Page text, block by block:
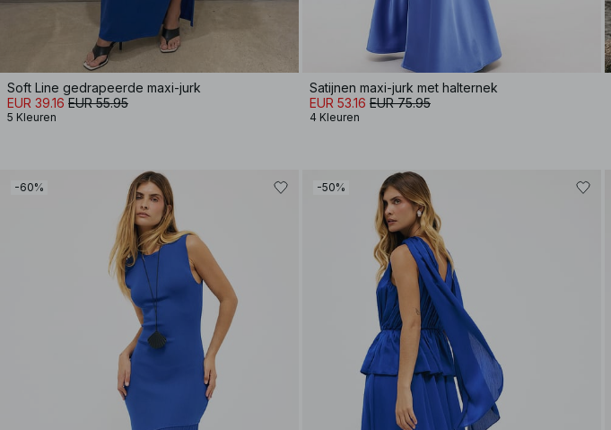
Soft Line gedrapeerde maxi-jurk
EUR 39.16 EUR 55.95
5 Kleuren
Satijnen maxi-jurk met halternek
EUR 53.16 EUR 75.95
4 Kleuren
-60% -50%